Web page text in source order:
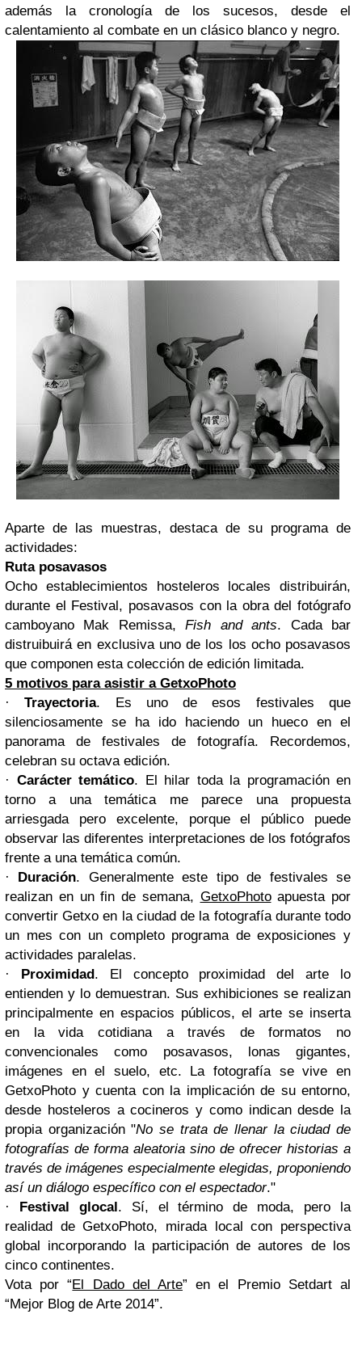
además la cronología de los sucesos, desde el
calentamiento al combate en un clásico blanco y negro.
Aparte de las muestras, destaca de su programa de
actividades:
Ruta posavasos
Ocho establecimientos hosteleros locales distribuirán,
durante el Festival, posavasos con la obra del fotógrafo
camboyano Mak Remissa,Fish and ants. Cada bar
distruibuirá en exclusiva uno de los los ocho posavasos
que componen esta colección de edición limitada.
5 motivos para asistir a GetxoPhoto
·Trayectoria. Es uno de esos festivales que
silenciosamente se ha ido haciendo un hueco en el
panorama de festivales de fotografía. Recordemos,
celebran su octava edición.
· Carácter temático. El hilar toda la programación en
torno a una temática me parece una propuesta
arriesgada pero excelente, porque el público puede
observar las diferentes interpretaciones de los fotógrafos
frente a una temática común.
· Duración. Generalmente este tipo de festivales se
realizan en un fin de semana, GetxoPhotoapuesta por
convertir Getxo en la ciudad de la fotografía durante todo
un mes con un completo programa de exposiciones y
actividades paralelas.
· Proximidad. El concepto proximidad del arte lo
entienden y lo demuestran. Sus exhibiciones se realizan
principalmente en espacios públicos, el arte se inserta
en la vida cotidiana a través de formatos no
convencionales como posavasos, lonas gigantes,
imágenes en el suelo, etc. La fotografía se vive en
GetxoPhoto y cuenta con la implicación de su entorno,
desde hosteleros a cocineros y como indican desde la
propia organización "No se trata de llenar la ciudad de
fotografías de forma aleatoria sino de ofrecer historias a
través de imágenes especialmente elegidas, proponiendo
así un diálogo específico con el espectador."
· Festival glocal. Sí, el término de moda, pero la
realidad de GetxoPhoto, mirada local con perspectiva
global incorporando la participación de autores de los
cinco continentes.
Vota por “El Dado del Arte” en el Premio Setdart al
“Mejor Blog de Arte 2014”.